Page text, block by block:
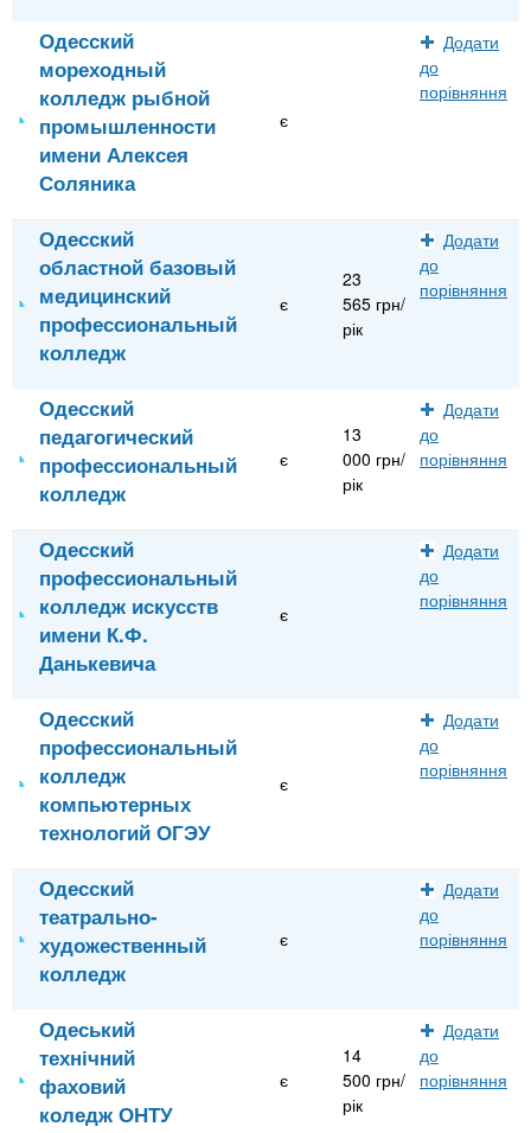
Одесский
мореходный
колледж рыбной
промышленности
имени Алексея
Соляника
є
Додати
до
порівняння
Одесский
областной базовый
медицинский
профессиональный
колледж
є
23
565 грн/
рік
Додати
до
порівняння
Одесский
педагогический
профессиональный
колледж
є
13
000 грн/
рік
Додати
до
порівняння
Одесский
профессиональный
колледж искусств
имени К.Ф.
Данькевича
є
Додати
до
порівняння
Одесский
профессиональный
колледж
компьютерных
технологий ОГЭУ
є
Додати
до
порівняння
Одесский
театрально-
художественный
колледж
є
Додати
до
порівняння
Одеський
технічний
фаховий
коледж ОНТУ
є
14
500 грн/
рік
Додати
до
порівняння